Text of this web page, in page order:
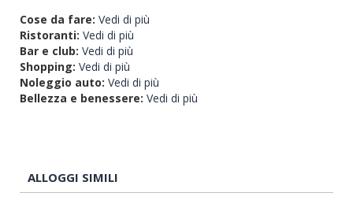
Cose da fare: Vedi di più
Ristoranti: Vedi di più
Bar e club: Vedi di più
Shopping: Vedi di più
Noleggio auto: Vedi di più
Bellezza e benessere: Vedi di più
ALLOGGI SIMILI